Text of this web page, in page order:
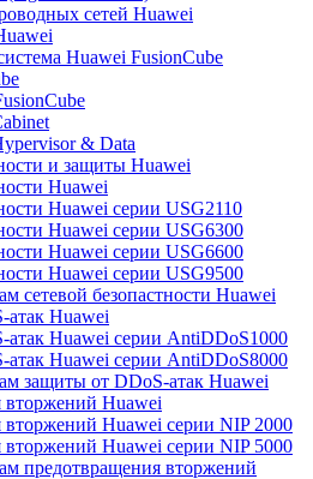
сетей Huawei
Huawei FusionCube
& Data
и защиты Huawei
Huawei
Huawei серии USG2110
Huawei серии USG6300
Huawei серии USG6600
Huawei серии USG9500
сетевой безопастности Huawei
Huawei
Huawei серии AntiDDoS1000
Huawei серии AntiDDoS8000
защиты от DDoS-атак Huawei
Huawei
Huawei серии NIP 2000
Huawei серии NIP 5000
предотвращения вторжений